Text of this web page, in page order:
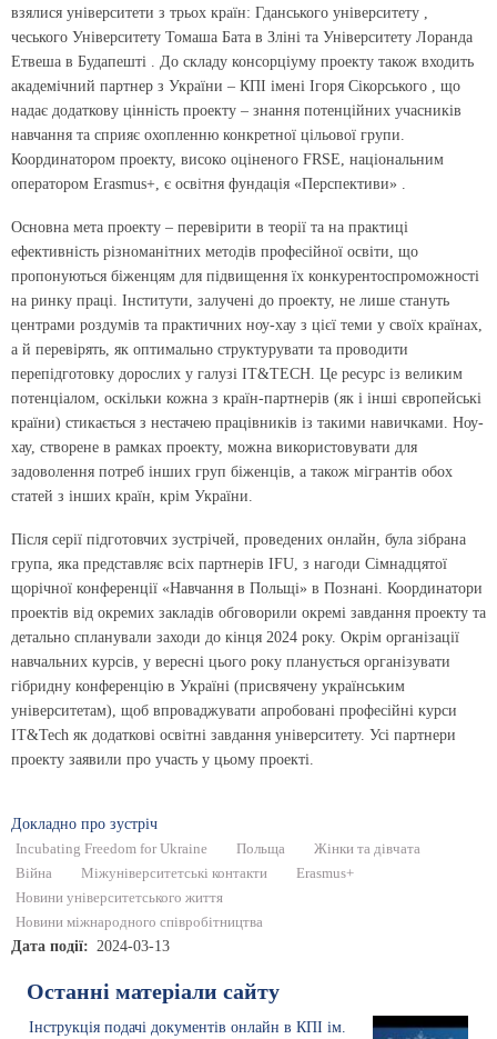
взялися університети з трьох країн: Гданського університету ,
чеського Університету Томаша Бата в Зліні та Університету Лоранда
Етвеша в Будапешті . До складу консорціуму проекту також входить
академічний партнер з України – КПІ імені Ігоря Сікорського , що
надає додаткову цінність проекту – знання потенційних учасників
навчання та сприяє охопленню конкретної цільової групи.
Координатором проекту, високо оціненого FRSE, національним
оператором Erasmus+, є освітня фундація «Перспективи» .
Основна мета проекту – перевірити в теорії та на практиці
ефективність різноманітних методів професійної освіти, що
пропонуються біженцям для підвищення їх конкурентоспроможності
на ринку праці. Інститути, залучені до проекту, не лише стануть
центрами роздумів та практичних ноу-хау з цієї теми у своїх країнах,
а й перевірять, як оптимально структурувати та проводити
перепідготовку дорослих у галузі IT&TECH. Це ресурс із великим
потенціалом, оскільки кожна з країн-партнерів (як і інші європейські
країни) стикається з нестачею працівників із такими навичками. Ноу-
хау, створене в рамках проекту, можна використовувати для
задоволення потреб інших груп біженців, а також мігрантів обох
статей з інших країн, крім України.
Після серії підготовчих зустрічей, проведених онлайн, була зібрана
група, яка представляє всіх партнерів IFU, з нагоди Сімнадцятої
щорічної конференції «Навчання в Польщі» в Познані. Координатори
проектів від окремих закладів обговорили окремі завдання проекту та
детально спланували заходи до кінця 2024 року. Окрім організації
навчальних курсів, у вересні цього року планується організувати
гібридну конференцію в Україні (присвячену українським
університетам), щоб впроваджувати апробовані професійні курси
IT&Tech як додаткові освітні завдання університету. Усі партнери
проекту заявили про участь у цьому проекті.
Докладно про зустріч
Incubating Freedom for Ukraine Польща
Жінки та дівчата
Війна
Міжуніверситетські контакти
Erasmus+
Новини університетського життя
Новини міжнародного співробітництва
Дата події 2024-03-13
Останні матеріали сайту
Інструкція подачі документів онлайн в КПІ ім.